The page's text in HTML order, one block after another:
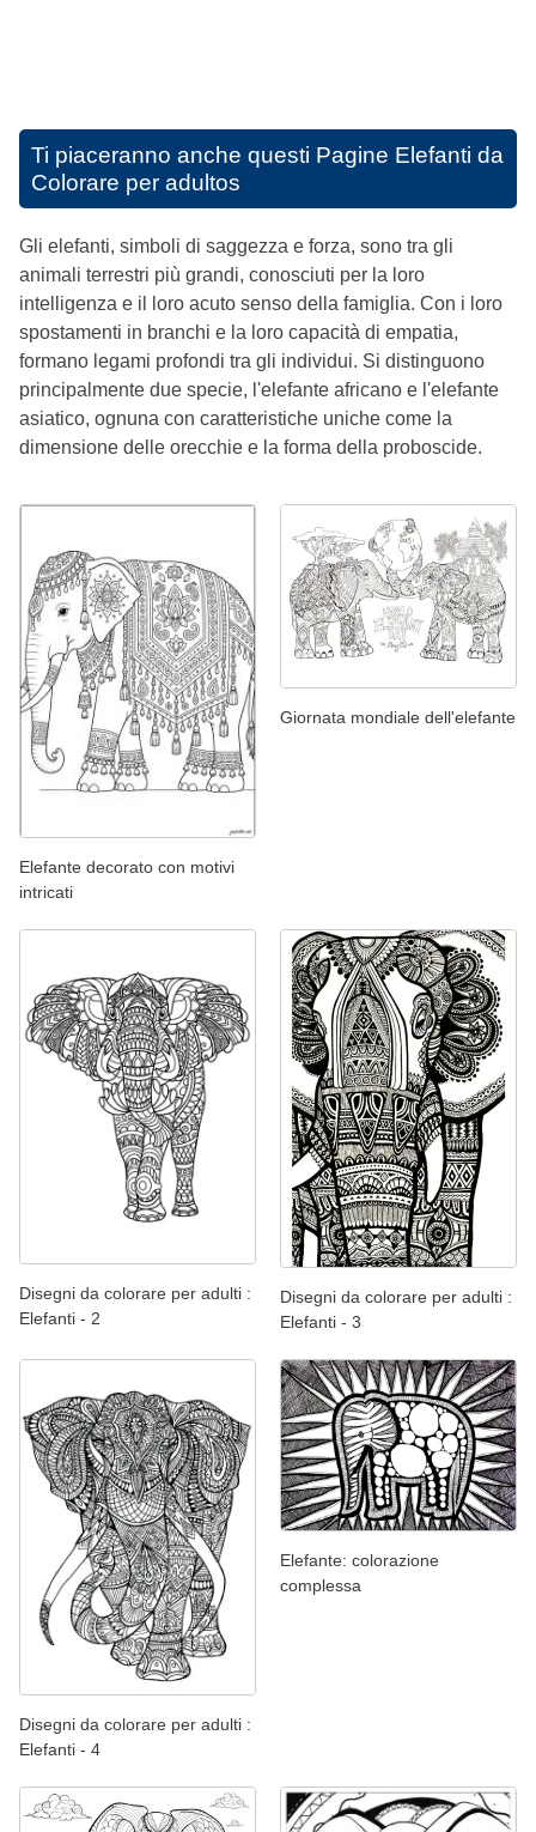
Ti piaceranno anche questi Pagine Elefanti da
Colorare per adultos
Gli elefanti, simboli di saggezza e forza, sono tra gli
animali terrestri più grandi, conosciuti per la loro
intelligenza e il loro acuto senso della famiglia. Con i loro
spostamenti in branchi e la loro capacità di empatia,
formano legami profondi tra gli individui. Si distinguono
principalmente due specie, l'elefante africano e l'elefante
asiatico, ognuna con caratteristiche uniche come la
dimensione delle orecchie e la forma della proboscide.
Elefante decorato con motivi
intricati
Giornata mondiale dell'elefante
Disegni da colorare per adulti :
Elefanti - 2
Disegni da colorare per adulti :
Elefanti - 3
Disegni da colorare per adulti :
Elefanti - 4
Elefante: colorazione
complessa